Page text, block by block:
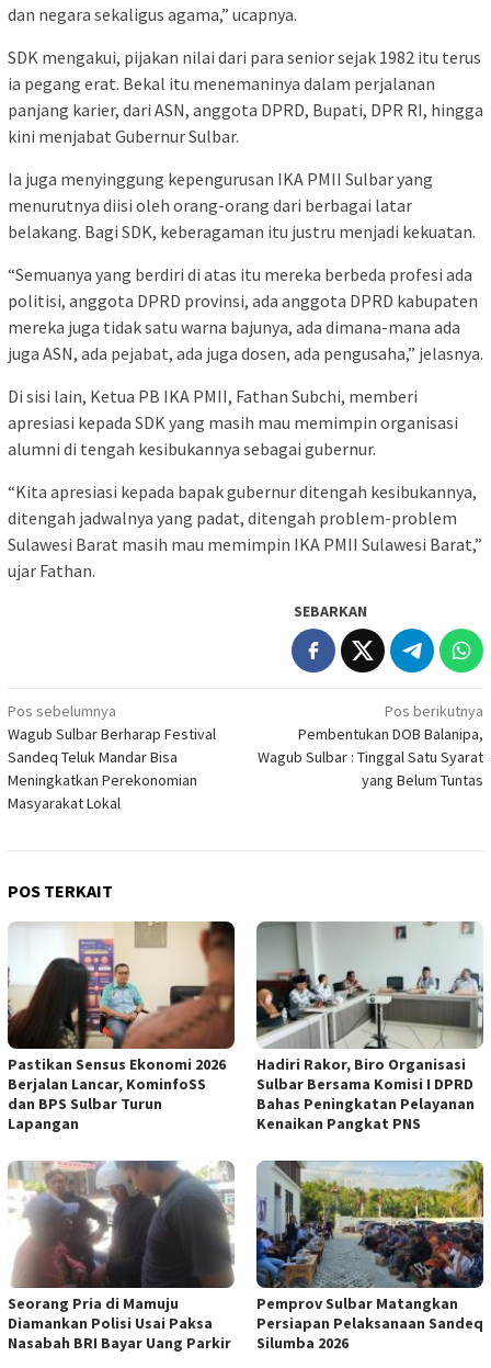
dan negara sekaligus agama,” ucapnya.
SDK mengakui, pijakan nilai dari para senior sejak 1982 itu terus
ia pegang erat. Bekal itu menemaninya dalam perjalanan
panjang karier, dari ASN, anggota DPRD, Bupati, DPR RI, hingga
kini menjabat Gubernur Sulbar.
Ia juga menyinggung kepengurusan IKA PMII Sulbar yang
menurutnya diisi oleh orang-orang dari berbagai latar
belakang. Bagi SDK, keberagaman itu justru menjadi kekuatan.
“Semuanya yang berdiri di atas itu mereka berbeda profesi ada
politisi, anggota DPRD provinsi, ada anggota DPRD kabupaten
mereka juga tidak satu warna bajunya, ada dimana-mana ada
juga ASN, ada pejabat, ada juga dosen, ada pengusaha,” jelasnya.
Di sisi lain, Ketua PB IKA PMII, Fathan Subchi, memberi
apresiasi kepada SDK yang masih mau memimpin organisasi
alumni di tengah kesibukannya sebagai gubernur.
“Kita apresiasi kepada bapak gubernur ditengah kesibukannya,
ditengah jadwalnya yang padat, ditengah problem-problem
Sulawesi Barat masih mau memimpin IKA PMII Sulawesi Barat,”
ujar Fathan.
SEBARKAN
Navigasi
pos
Pos sebelumnya
Wagub Sulbar Berharap Festival
Sandeq Teluk Mandar Bisa
Meningkatkan Perekonomian
Masyarakat Lokal
Pos berikutnya
Pembentukan DOB Balanipa,
Wagub Sulbar : Tinggal Satu Syarat
yang Belum Tuntas
POS TERKAIT
Pastikan Sensus Ekonomi 2026
Berjalan Lancar, KominfoSS
dan BPS Sulbar Turun
Lapangan
Hadiri Rakor, Biro Organisasi
Sulbar Bersama Komisi I DPRD
Bahas Peningkatan Pelayanan
Kenaikan Pangkat PNS
Seorang Pria di Mamuju
Diamankan Polisi Usai Paksa
Nasabah BRI Bayar Uang Parkir
Pemprov Sulbar Matangkan
Persiapan Pelaksanaan Sandeq
Silumba 2026